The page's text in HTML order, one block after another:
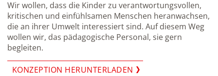
Wir wollen, dass die Kinder zu verantwortungsvollen,
kritischen und einfühlsamen Menschen heranwachsen,
die an ihrer Umwelt interessiert sind. Auf diesem Weg
wollen wir, das pädagogische Personal, sie gern
begleiten.
KONZEPTION HERUNTERLADEN